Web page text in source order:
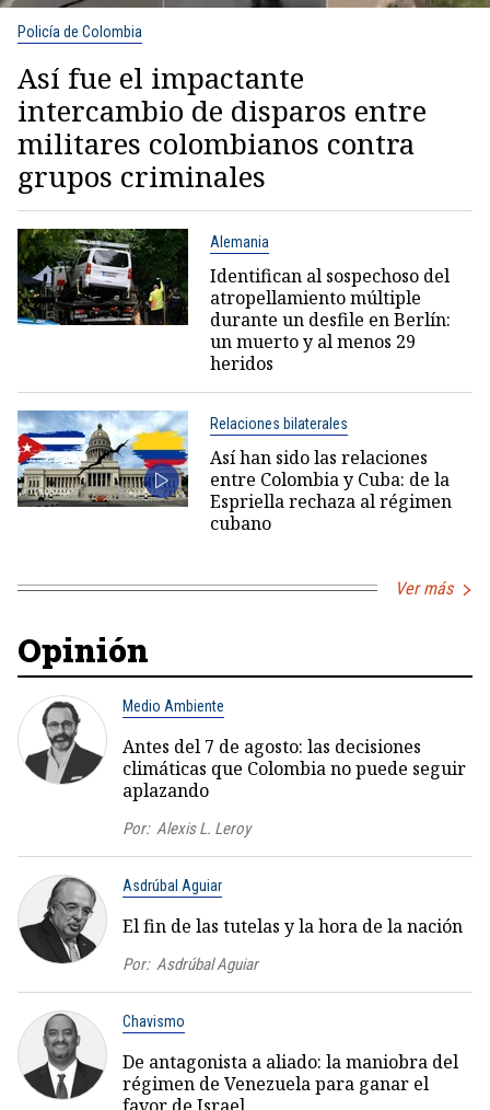
Policía de Colombia
Así fue el impactante
intercambio de disparos entre
militares colombianos contra
grupos criminales
Alemania
Identifican al sospechoso del
atropellamiento múltiple
durante un desfile en Berlín:
un muerto y al menos 29
heridos
Relaciones bilaterales
Así han sido las relaciones
entre Colombia y Cuba: de la
Espriella rechaza al régimen
cubano
Ver más
Opinión
Medio Ambiente
Antes del 7 de agosto: las decisiones
climáticas que Colombia no puede seguir
aplazando
Por: Alexis L. Leroy
Asdrúbal Aguiar
El fin de las tutelas y la hora de la nación
Por: Asdrúbal Aguiar
Chavismo
De antagonista a aliado: la maniobra del
régimen de Venezuela para ganar el
favor de Israel